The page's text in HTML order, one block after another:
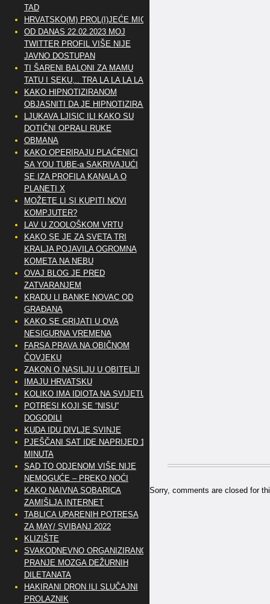
Sorry, comments are closed for
TAD
HRVATSKO(M) PROL(I)JEĆE MIG
OD DANAS 22.02.2023 MOJ
TWITTER PROFIL VIŠE NIJE
JAVNO DOSTUPAN
TI ŠARENI BALONI ZA MAMU
TATU I SEKU,.. TRA LA LA LA LA
KAKO HIPNOTIZIRANOM
OBJASNITI DA JE HIPNOTIZIRAN
LJUKAVA LJISIC ILI KAKO SU
DOTIČNI OPRALI RUKE
OBMANA
KAKO OPERIRAJU PLAĆENICI
SA YOU TUBE-a SAKRIVAJUĆI
SE IZA PROFILA KANALA O
PLANETI X
MOŽETE LI SI KUPITI NOVI
KOMPJUTER?
LAV U ZOOLOŠKOM VRTU
KAKO SE JE ZA SVETA TRI
KRALJA POJAVILA OGROMNA
KOMETA NA NEBU
OVAJ BLOG JE PRED
ZATVARANJEM
KRADU LI BANKE NOVAC OD
GRAĐANA
KAKO SE GRIJATI U OVA
NESIGURNA VREMENA
FARSA PRAVA NA OBIČNOM
ČOVJEKU
ZAKON O NASILJU U OBITELJI
IMAJU HRVATSKU
KOLIKO IMA IDIOTA NA SVIJETU?
POTRESI KOJI SE “NISU”
DOGODILI
KUDA IDU DIVLJE SVINJE
PJEŠČANI SAT IDE NAPRIJED 10
MINUTA
SAD TO ODJENOM VIŠE NIJE
NEMOGUĆE – PREKO NOĆI
KAKO NAIVNA SOBARICA
ZAMIŠLJA INTERNET
TABLICA UPARENIH POTRESA
ZA MAY/ SVIBANJ 2022
KLIZIŠTE
SVAKODNEVNO ORGANIZIRANO
PRANJE MOZGA DEŽURNIH
DILETANATA
HAKIRANI DRON ILI SLUČAJNI
PROLAZNIK